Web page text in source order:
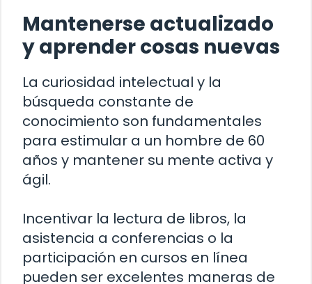
Mantenerse actualizado
y aprender cosas nuevas
La curiosidad intelectual y la
búsqueda constante de
conocimiento son fundamentales
para estimular a un hombre de 60
años y mantener su mente activa y
ágil.
Incentivar la lectura de libros, la
asistencia a conferencias o la
participación en cursos en línea
pueden ser excelentes maneras de